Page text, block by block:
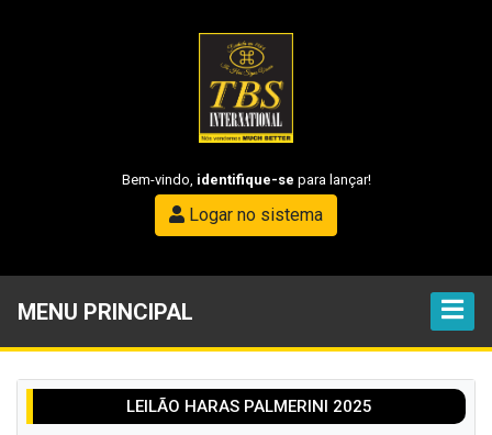
Bem-vindo, identifique-se para lançar!
Logar no sistema
MENU PRINCIPAL
LEILÃO HARAS PALMERINI 2025